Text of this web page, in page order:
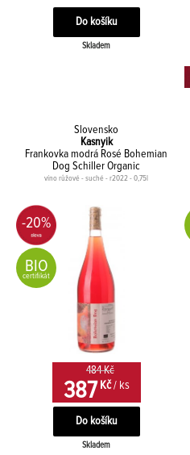
Skladem
Slovensko
Kasnyik
Frankovka modrá Rosé Bohemian
Dog Schiller Organic
víno růžové - suché - r2022 - 0,75l
-20%
BIO
certifikát
484 Kč
387Kč / ks
Skladem